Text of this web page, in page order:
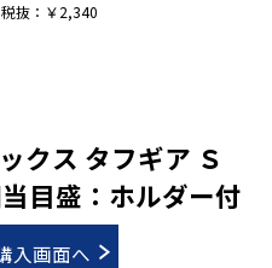
クス タフギア Ｓ
目盛：ホルダー付
入画面へ
税抜：￥2,340